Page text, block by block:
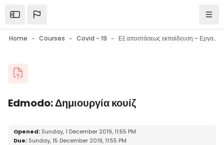
Open the sidebar
Home Courses Covid - 19 Εξ αποστάσεως εκπαίδευση - Εργαλεία επικοινωνίας - Εργαλεία συνεργασίας - Συμβουλές
Blocks
Edmodo: Δημιουργία κουίζ
Blocks
Completion requirements
Opened: Sunday, 1 December 2019, 11:55 PM
Due: Sunday, 15 December 2019, 11:55 PM